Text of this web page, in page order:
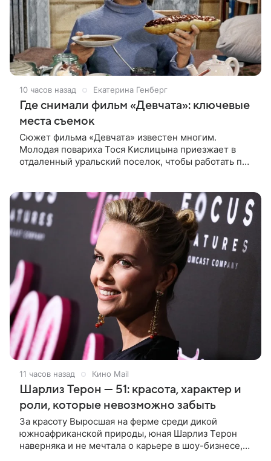
10 часов назад Екатерина Генберг
Где снимали фильм «Девчата»: ключевые
места съемок
Сюжет фильма «Девчата» известен многим.
Молодая повариха Тося Кислицына приезжает в
отдаленный уральский поселок, чтобы работать по
11 часов назад Кино Mail
Шарлиз Терон — 51: красота, характер и
роли, которые невозможно забыть
За красоту Выросшая на ферме среди дикой
южноафриканской природы, юная Шарлиз Терон
наверняка и не мечтала о карьере в шоу-бизнесе,